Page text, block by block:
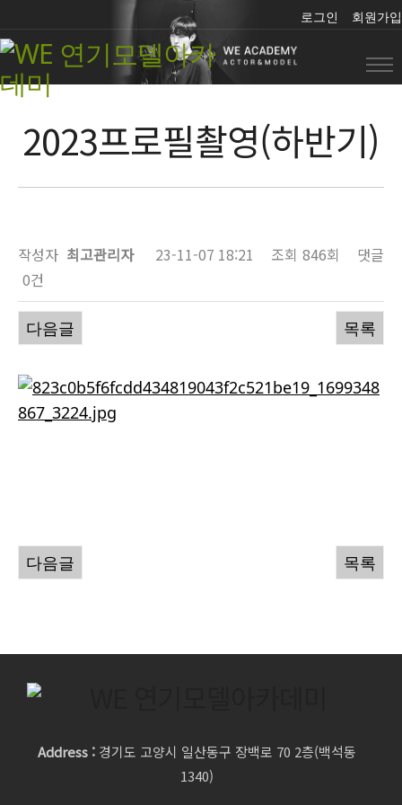
로그인 회원가입
2023프로필촬영(하반기)
작성자 최고관리자 23-11-07 18:21 조회 846회
댓글
0건
다음글 목록
다음글 목록
Address :경기도 고양시 일산동구 장백로 70 2층(백석동
1340)